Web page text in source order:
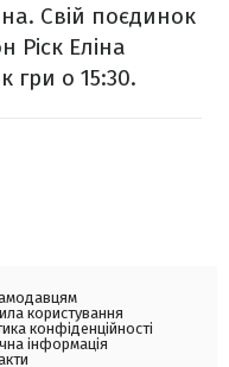
Свій поєдинок
Ріск Еліна
гри о 15:30.
користування
конфіденційності
інформація